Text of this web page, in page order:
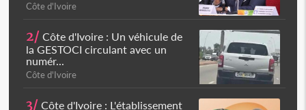
Côte d'Ivoire
2/ Côte d'Ivoire : Un véhicule de
la GESTOCI circulant avec un
numér...
Côte d'Ivoire
3/ Côte d'Ivoire : L'établissement